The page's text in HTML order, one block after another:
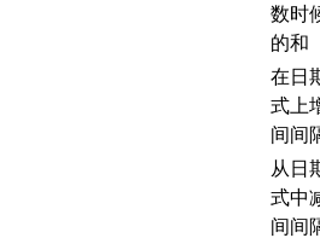
数时
的和
在日
式上
间间
从日
式中
间间